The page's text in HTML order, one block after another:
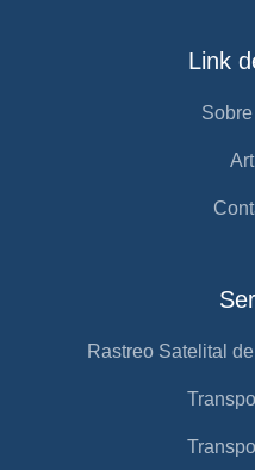
Link
Rastreo Satelital